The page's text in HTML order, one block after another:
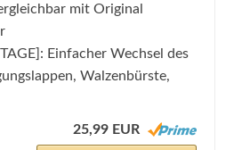
mit Original
Einfacher Wechsel des
Walzenbürste,
25,99 EUR